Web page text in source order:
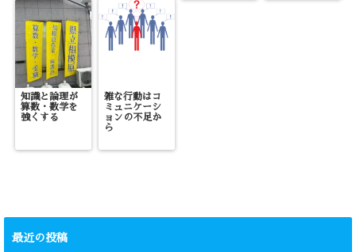
知識と論理が
算数・数学を
強くする
雑な行動はコ
ミュニケーシ
ョンの不足か
ら
最近の投稿